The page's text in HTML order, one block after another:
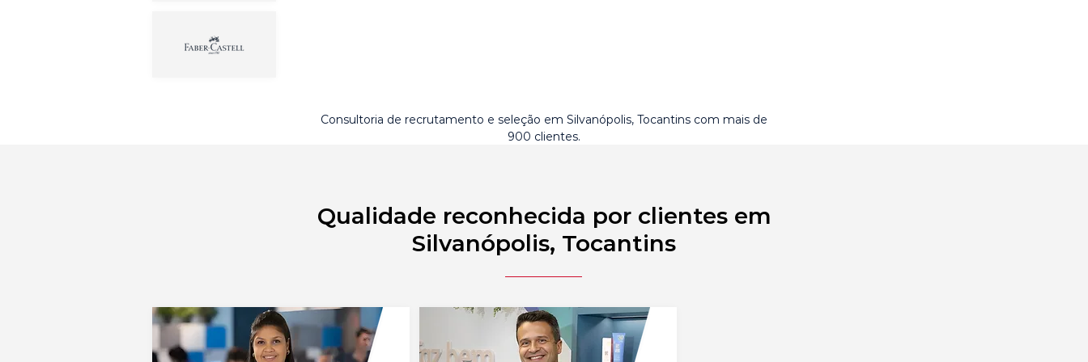
Consultoria de recrutamento e seleção em Silvanópolis, Tocantins com mais de
900 clientes.
Qualidade reconhecida por clientes em
Silvanópolis, Tocantins